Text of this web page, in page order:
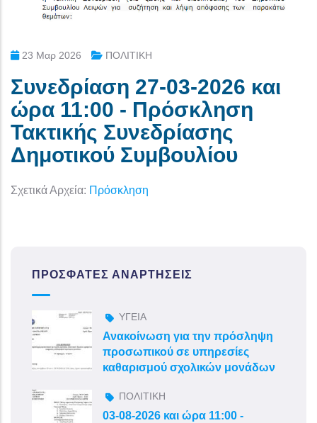
23 Μαρ 2026 ΠΟΛΙΤΙΚΗ
Συνεδρίαση 27-03-2026 και
ώρα 11:00 - Πρόσκληση
Τακτικής Συνεδρίασης
Δημοτικού Συμβουλίου
Σχετικά Αρχεία: Πρόσκληση
ΠΡΌΣΦΑΤΕΣ ΑΝΑΡΤΉΣΕΙΣ
ΥΓΕΙΑ
Ανακοίνωση για την πρόσληψη
προσωπικού σε υπηρεσίες
καθαρισμού σχολικών μονάδων
ΠΟΛΙΤΙΚΗ
03-08-2026 και ώρα 11:00 -